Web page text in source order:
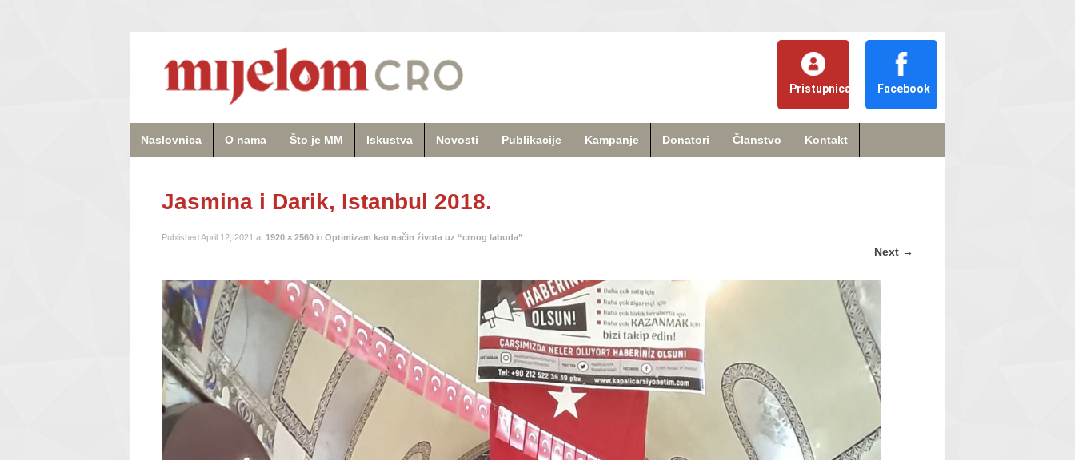
Pristupnica Facebook
Naslovnica O nama Što je MM Iskustva Novosti Publikacije Kampanje Donatori Članstvo Kontakt
Jasmina i Darik, Istanbul 2018.
Published April 12, 2021 at 1920 × 2560 in Optimizam kao način života uz “crnog labuda”
Next →